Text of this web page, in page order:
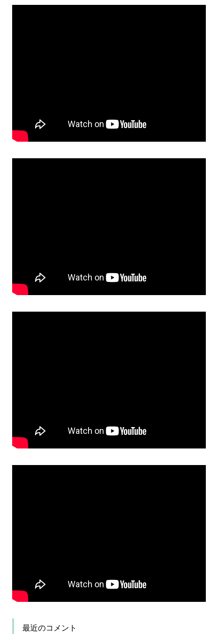
最近のコメント